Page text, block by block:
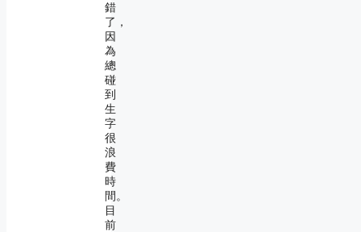
錯
了，
因
為
總
碰
到
生
字
很
浪
費
時
間。
目
前